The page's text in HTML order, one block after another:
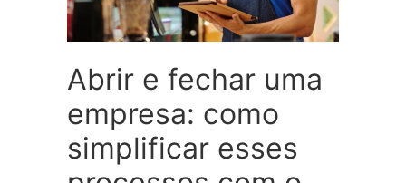
Abrir e fechar uma
empresa: como
simplificar esses